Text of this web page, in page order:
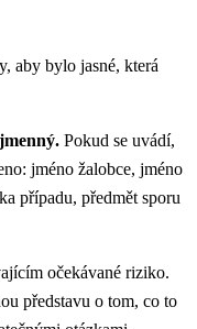
aby bylo jasné, která
Pokud se uvádí,
jméno žalobce, jméno
případu, předmět sporu
očekávané riziko.
představu o tom, co to